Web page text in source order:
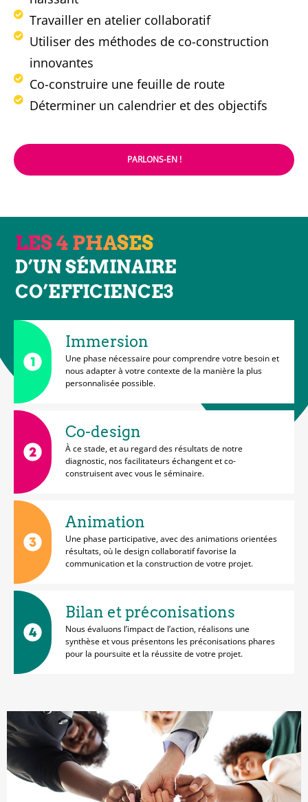
Travailler en atelier collaboratif
Utiliser des méthodes de co-construction
innovantes
Co-construire une feuille de route
Déterminer un calendrier et des objectifs
PARLONS-EN !
LES 4 PHASES
D’UN SÉMINAIRE
CO’EFFICIENCE3
Immersion
Une phase nécessaire pour comprendre votre besoin et
nous adapter à votre contexte de la manière la plus
personnalisée possible.
Co-design
À ce stade, et au regard des résultats de notre
diagnostic, nos facilitateurs échangent et co-
construisent avec vous le séminaire.
Animation
Une phase participative, avec des animations orientées
résultats, où le design collaboratif favorise la
communication et la construction de votre projet.
Bilan et préconisations
Nous évaluons l’impact de l’action, réalisons une
synthèse et vous présentons les préconisations phares
pour la poursuite et la réussite de votre projet.